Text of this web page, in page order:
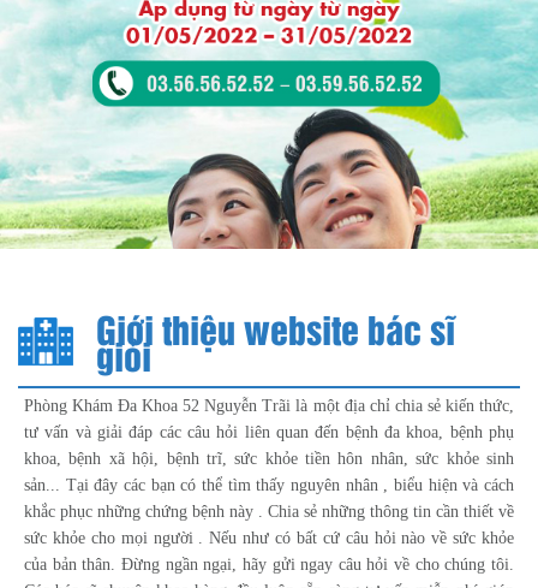
Giới thiệu website bác sĩ
giỏi
Phòng Khám Đa Khoa 52 Nguyễn Trãi là một địa chỉ chia sẻ kiến thức,
tư vấn và giải đáp các câu hỏi liên quan đến bệnh đa khoa, bệnh phụ
khoa, bệnh xã hội, bệnh trĩ, sức khỏe tiền hôn nhân, sức khỏe sinh
sản... Tại đây các bạn có thể tìm thấy nguyên nhân , biểu hiện và cách
khắc phục những chứng bệnh này . Chia sẻ những thông tin cần thiết về
sức khỏe cho mọi người . Nếu như có bất cứ câu hỏi nào về sức khỏe
của bản thân. Đừng ngần ngại, hãy gửi ngay câu hỏi về cho chúng tôi.